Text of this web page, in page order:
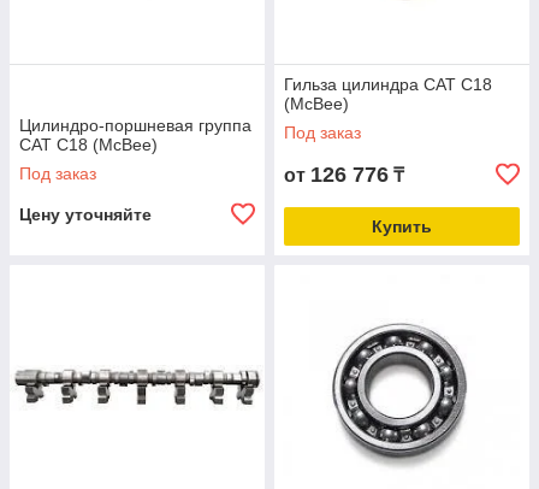
Цилиндро-поршневая группа
CAT C18 (McBee)
Под заказ
Цену уточняйте
Гильза цилиндра CAT C18
(McBee)
Под заказ
от 126 776 ₸
Купить